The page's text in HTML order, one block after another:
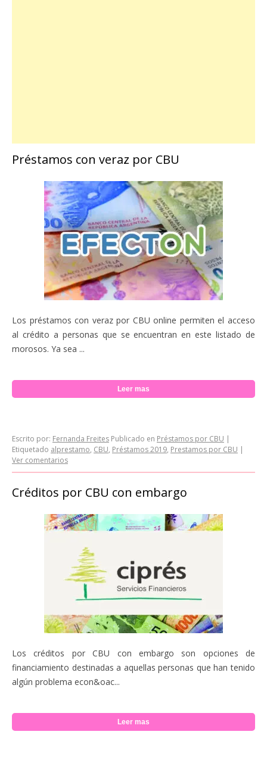
Préstamos con veraz por CBU
Los préstamos con veraz por CBU online permiten el acceso
al crédito a personas que se encuentran en este listado de
morosos. Ya sea ...
Leer mas
Escrito por: Fernanda Freites Publicado en Préstamos por CBU |
Etiquetado alprestamo, CBU, Préstamos 2019, Prestamos por CBU |
Ver comentarios
Créditos por CBU con embargo
Los créditos por CBU con embargo son opciones de
financiamiento destinadas a aquellas personas que han tenido
algún problema econ&oac...
Leer mas